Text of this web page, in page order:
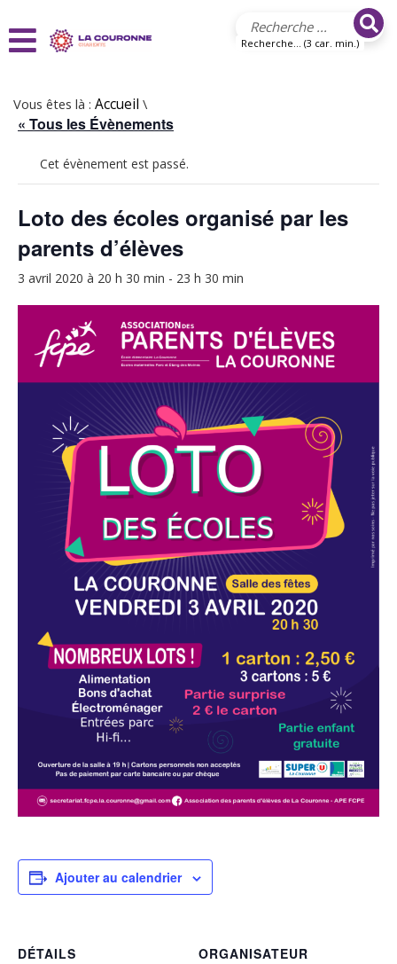
Recherche... (3 car. min.)
Vous êtes là : Accueil \
« Tous les Évènements
Cet évènement est passé.
Loto des écoles organisé par les
parents d’élèves
3 avril 2020 à 20 h 30 min - 23 h 30 min
Ajouter au calendrier
DÉTAILS
ORGANISATEUR